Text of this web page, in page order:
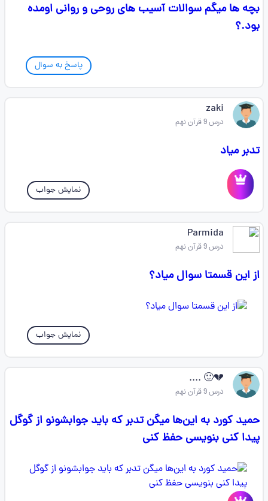
بچه ها میگم سوالات آسیب های روحی و روانی اومده
بود.؟
پاسخ به سوال
zaki
درس 9 قرآن نهم
تدبر میاد
نمایش جواب
Parmida
درس 9 قرآن نهم
از این قسمتا سوال میاد؟
نمایش جواب
💔🙂 ....
درس 9 قرآن نهم
حمید کورد به این‌ها میگن تدبر که باید جوابشونو از گوگل
پیدا کنی بنویسی حفظ کنی